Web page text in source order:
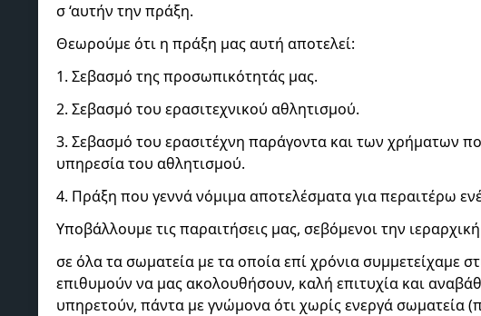
σ ‘αυτήν την πράξη.
Θεωρούμε ότι η πράξη μας αυτή αποτελεί:
1. Σεβασμό της προσωπικότητάς μας.
2. Σεβασμό του ερασιτεχνικού αθλητισμού.
3. Σεβασμό του ερασιτέχνη παράγοντα και των χρήματων
υπηρεσία του αθλητισμού.
4. Πράξη που γεννά νόμιμα αποτελέσματα για περαιτέρω
Υποβάλλουμε τις παραιτήσεις μας, σεβόμενοι την
σε όλα τα σωματεία με τα οποία επί χρόνια συμμετείχαμε
επιθυμούν να μας ακολουθήσουν, καλή επιτυχία και
υπηρετούν, πάντα με γνώμονα ότι χωρίς ενεργά σωματεία